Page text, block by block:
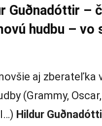
Guðnadóttir –
hudbu –
aj zberateľka
(Grammy,
Hildur